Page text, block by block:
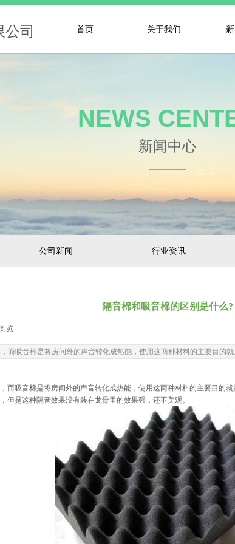
首页 关于我们
司
新闻中心​
NEWS
公司新闻 行业资讯
隔音棉和吸音棉的区别是什么?
览
而吸音棉是将房间外的声音转化成热能，使用这两种材料的主要目的
吸音棉是将房间外的声音转化成热能，使用这两种材料的主要目的
是这种隔音效果没有装在龙骨里的效果强，还不美观。